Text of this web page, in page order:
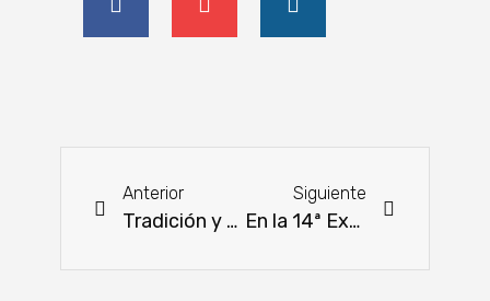
Anterior
Tradición y diversidad propone nueva edición del mega festival japonés Nihon Matsuri
Siguiente
En la 14ª Expo Paraguay Brasil se fortalece el comercio bilateral entre ambos países